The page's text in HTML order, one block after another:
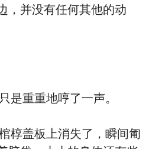
，并没有任何其他的动
重重地哼了一声。
椁盖板上消失了，瞬间匍